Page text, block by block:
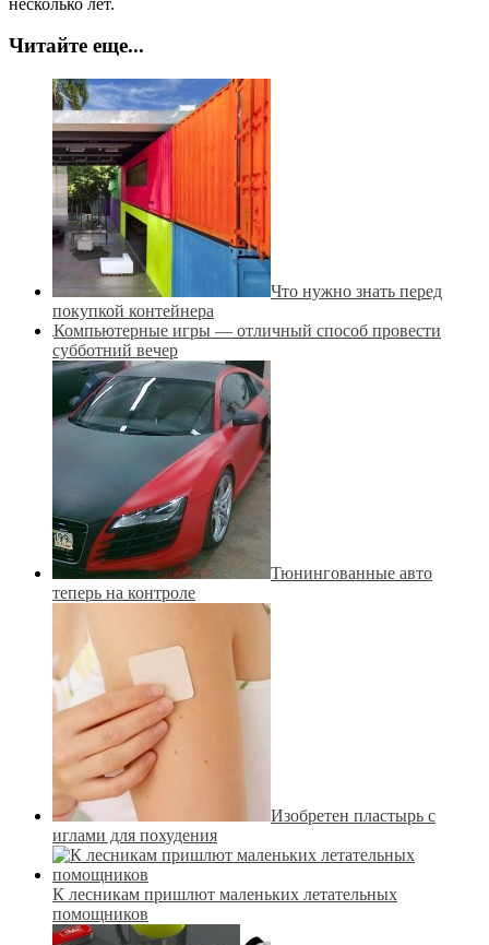
Читайте еще...
Что нужно знать перед
покупкой контейнера
Компьютерные игры — отличный способ провести
субботний вечер
Тюнингованные авто
теперь на контроле
Изобретен пластырь с
иглами для похудения
К лесникам пришлют маленьких летательных
помощников